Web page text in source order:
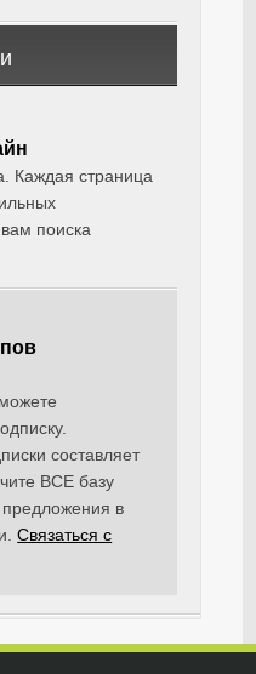
Каждая страница
поиска
составляет
ВСЕ базу
в
Связаться с